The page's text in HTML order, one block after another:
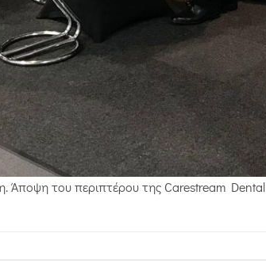
Άποψη του περιπτέρου της Carestream Dental